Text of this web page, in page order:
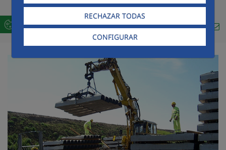
RECHAZAR TODAS
CONFIGURAR
Compartir en
Compartir en
Compartir
RSS